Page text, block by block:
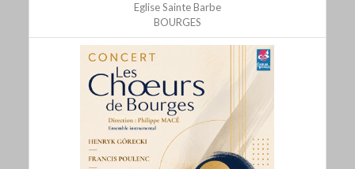
Eglise Sainte Barbe
BOURGES